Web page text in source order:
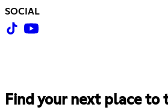
SOCIAL
Find your next place to